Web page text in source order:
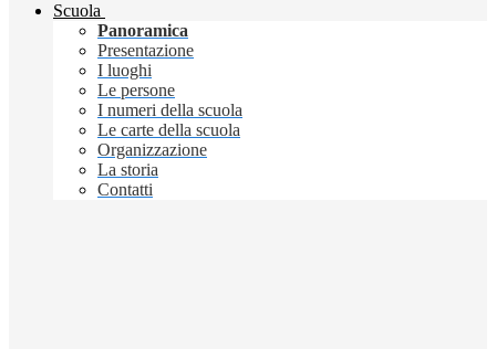
Scuola
Panoramica
Presentazione
I luoghi
Le persone
I numeri della scuola
Le carte della scuola
Organizzazione
La storia
Contatti